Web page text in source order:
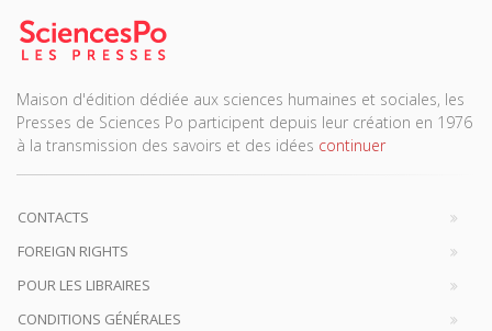
Maison d'édition dédiée aux sciences humaines et sociales, les
Presses de Sciences Po participent depuis leur création en 1976
à la transmission des savoirs et des idées continuer
CONTACTS
FOREIGN RIGHTS
POUR LES LIBRAIRES
CONDITIONS GÉNÉRALES